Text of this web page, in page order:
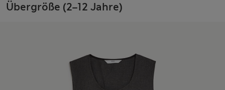
Übergröße (2–12 Jahre)